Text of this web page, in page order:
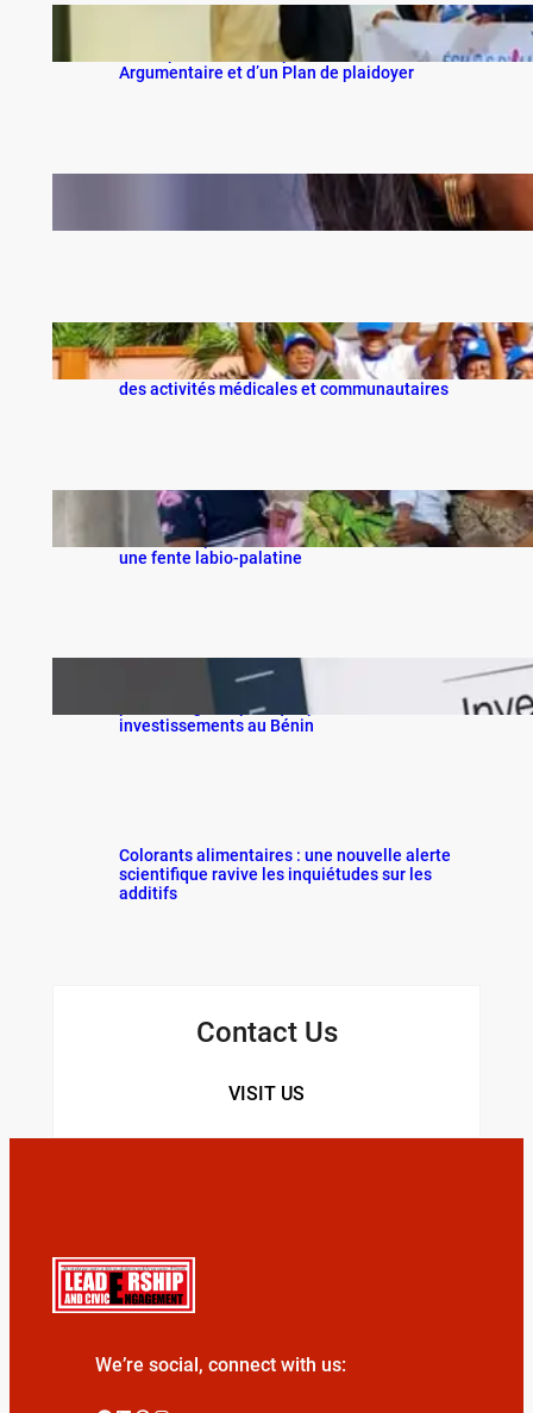
Projet EchosdELLES contre le VIHSIDA: VIA-ME
et ses partenaires disposent désormais d’un
Argumentaire et d’un Plan de plaidoyer
L’ONG EVA AUTISME et Fanette BADA : un
5ème édition du Camp du volontaire : Plus d’un
millier de citoyens bénéficient gratuitement
des activités médicales et communautaires
À Cotonou, des sourires renaissent : VIA-ME
redonne espoir aux familles d’enfants nés avec
une fente labio-palatine
Littérature et immobilier : Saturnin WEWE TABO
publie un guide pratique pour sécuriser les
investissements au Bénin
Colorants alimentaires : une nouvelle alerte
scientifique ravive les inquiétudes sur les
additifs
Contact Us
VISIT US
We’re social, connect with us: